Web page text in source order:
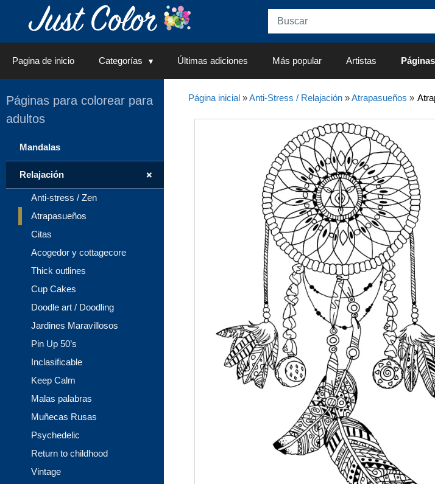
Pagina de inicio Categorías Últimas adiciones Más popular Artistas
Página inicial»Anti-Stress / Relajación»Atrapasueños »
Páginas para colorear para
adultos
Mandalas
+
Relajación
Anti-stress / Zen
Atrapasueños
Citas
Acogedor y cottagecore
Thick outlines
Cup Cakes
Doodle art / Doodling
Jardines Maravillosos
Pin Up 50’s
Inclasificable
Keep Calm
Malas palabras
Muñecas Rusas
Psychedelic
Return to childhood
Vintage